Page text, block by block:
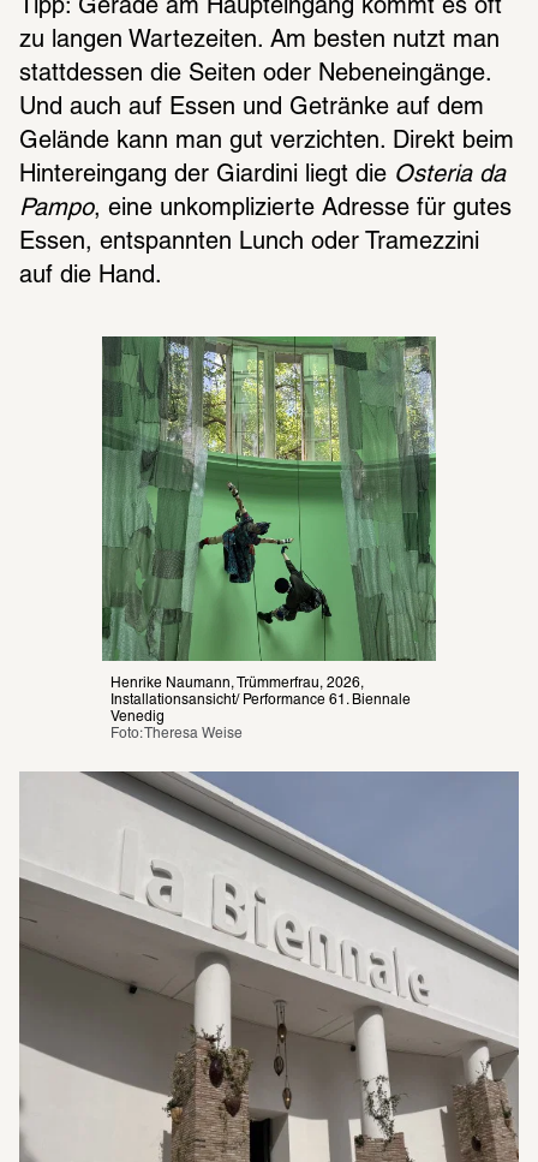
Tipp: Gerade am Haupteingang kommt es oft
zu langen Wartezeiten. Am besten nutzt man
stattdessen die Seiten oder Nebeneingänge.
Und auch auf Essen und Getränke auf dem
Gelände kann man gut verzichten. Direkt beim
Hintereingang der Giardini liegt die Osteria da
Pampo, eine unkomplizierte Adresse für gutes
Essen, entspannten Lunch oder Tramezzini
auf die Hand.
Henrike Naumann, Trümmerfrau, 2026,
Installationsansicht/ Performance 61. Biennale
Venedig
Foto: Theresa Weise